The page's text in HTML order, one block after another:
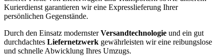
Kurierdienst garantieren wir eine Expresslieferung Ihrer
persönlichen Gegenstände.
Durch den Einsatz modernsterVersandtechnologie und ein gut
durchdachtes Liefernetzwerk gewährleisten wir eine reibungslose
und schnelle Abwicklung Ihres Umzugs.